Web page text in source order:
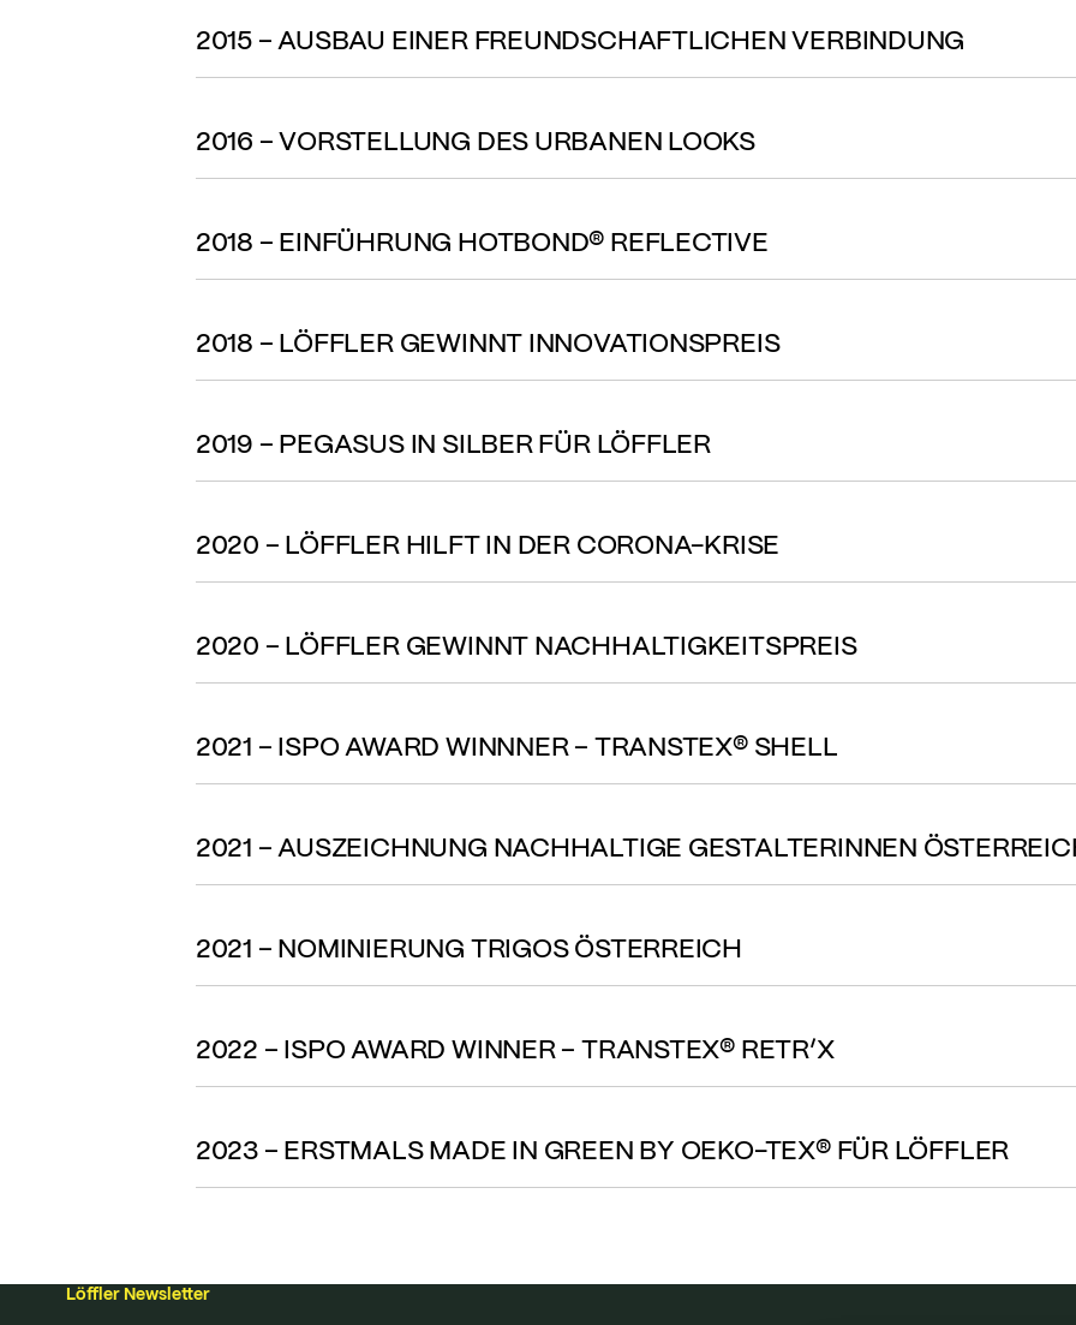
2015 – AUSBAU EINER FREUNDSCHAFTLICHEN VERBINDUNG
2016 – VORSTELLUNG DES URBANEN LOOKS
2018 – EINFÜHRUNG HOTBOND® REFLECTIVE
2018 – LÖFFLER GEWINNT INNOVATIONSPREIS
2019 – PEGASUS IN SILBER FÜR LÖFFLER
2020 – LÖFFLER HILFT IN DER CORONA-KRISE
2020 – LÖFFLER GEWINNT NACHHALTIGKEITSPREIS
2021 – ISPO AWARD WINNNER – TRANSTEX® SHELL
2021 – AUSZEICHNUNG NACHHALTIGE GESTALTERINNEN
2021 – NOMINIERUNG TRIGOS ÖSTERREICH
2022 – ISPO AWARD WINNER – TRANSTEX® RETR’X
2023 – ERSTMALS MADE IN GREEN BY OEKO-TEX® FÜR LÖFFLER
Löffler Newsletter